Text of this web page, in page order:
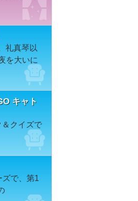
礼真琴以
を大いに
キャト
クイズで
で、第1